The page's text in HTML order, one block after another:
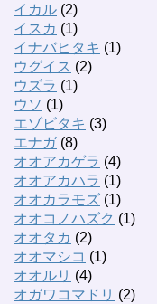
イカル (2)
イスカ (1)
イナバヒタキ (1)
ウグイス (2)
ウズラ (1)
ウソ (1)
エゾビタキ (3)
エナガ(8)
オオアカゲラ (4)
オオアカハラ (1)
オオカラモズ (1)
オオコノハズク (1)
オオタカ (2)
オオマシコ (1)
オオルリ (4)
オガワコマドリ (2)